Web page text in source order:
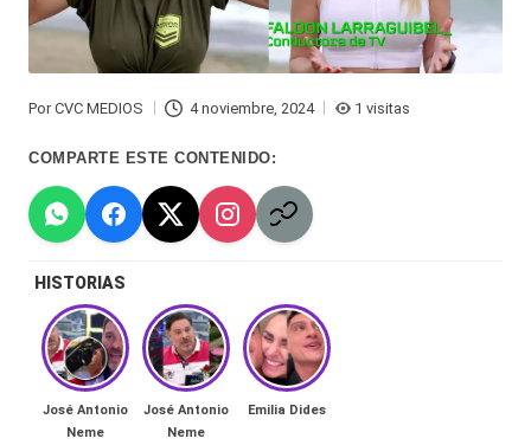
C
hi
le
n
a
🔥
R
Tendencias
-
Tv
redes
lacvc.com
PorCVC MEDIOS 4 noviembre, 2024 1 visitas
COMPARTE ESTE CONTENIDO:
HISTORIAS
José Antonio
Neme
José Antonio
Neme
Emilia Dides